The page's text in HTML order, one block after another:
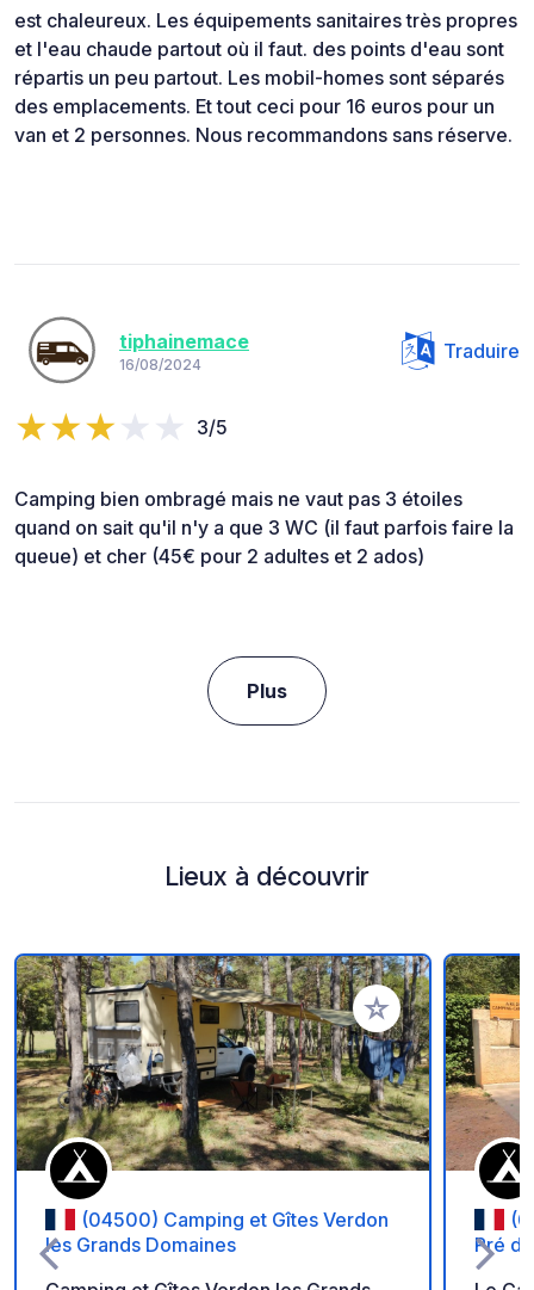
est chaleureux. Les équipements sanitaires très propres
et l'eau chaude partout où il faut. des points d'eau sont
répartis un peu partout. Les mobil-homes sont séparés
des emplacements. Et tout ceci pour 16 euros pour un
van et 2 personnes. Nous recommandons sans réserve.
tiphainemace
16/08/2024
Traduire
3/5
Camping bien ombragé mais ne vaut pas 3 étoiles
quand on sait qu'il n'y a que 3 WC (il faut parfois faire la
queue) et cher (45€ pour 2 adultes et 2 ados)
Plus
Lieux à découvrir
Ajouter à vos
(04500) Camping et Gîtes Verdon
les Grands Domaines
Pré